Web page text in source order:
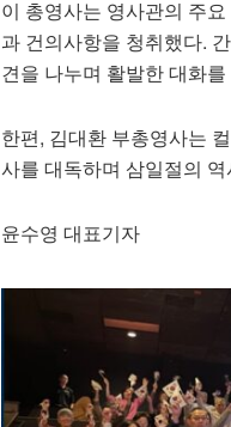
이 총영사는 영사관의 주
과 건의사항을 청취했다.
견을 나누며 활발한 대화
한편, 김대환 부총영사는
사를 대독하며 삼일절의
윤수영 대표기자